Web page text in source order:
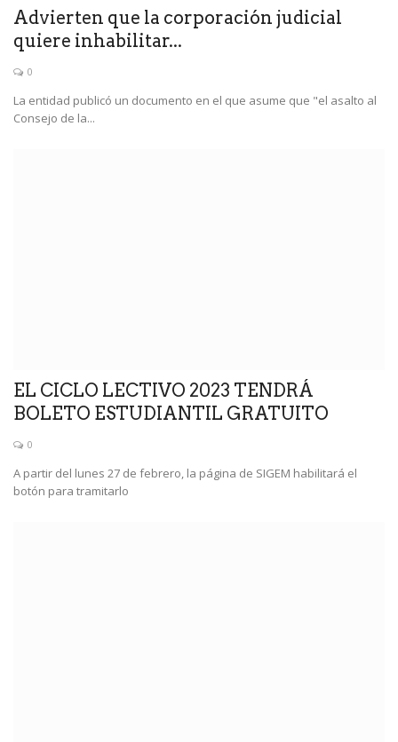
Advierten que la corporación judicial
quiere inhabilitar...
0
La entidad publicó un documento en el que asume que "el asalto al
Consejo de la...
EL CICLO LECTIVO 2023 TENDRÁ
BOLETO ESTUDIANTIL GRATUITO
0
A partir del lunes 27 de febrero, la página de SIGEM habilitará el
botón para tramitarlo